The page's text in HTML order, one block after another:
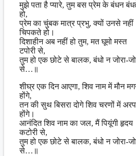
मुझे पता है प्यारे, तुम बस प्रेम के बंधन
हो,
प्रेम का चुंबक मात्र प्रभु, क्यों उन‌से नहीं
चिपकते हो।
दिशाहीन अब नहीं हो तुम, मत घूमो मस्त
टपोरी से,
तुम हो एक छोटे से बालक, बंधो न जोरा-
से…॥
शीघ्र एक दिन आएगा, शिव नाम में मौन
होंगे,
तन की सुथ बिसरा दोगे शिव चरणों में
होंगे।
आनंदित शिव नाम का जल, मैं पियूंगी हृदय
कटोरी से,
तुम हो एक छोटे से बालक, बंधो न जोरा-
से…॥